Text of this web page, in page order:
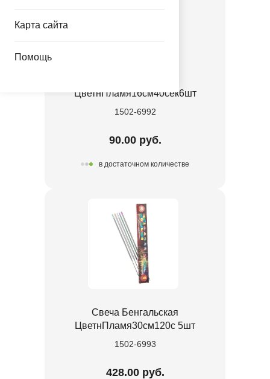
Карта сайта
Помощь
ЦветнПламя16см40сек6шт
1502-6992
90.00 руб.
в достаточном количестве
Свеча Бенгальская
ЦветнПламя30см120с 5шт
1502-6993
428.00 руб.